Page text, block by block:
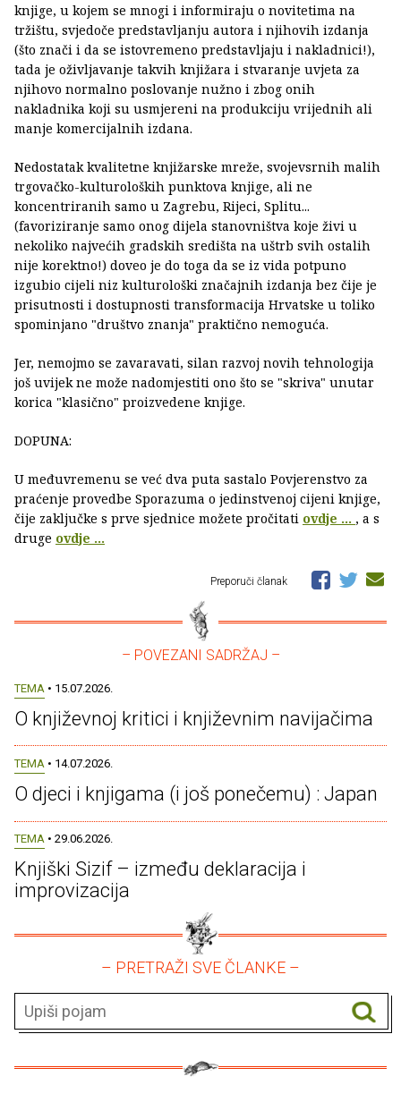
knjige, u kojem se mnogi i informiraju o novitetima na
tržištu, svjedoče predstavljanju autora i njihovih izdanja
(što znači i da se istovremeno predstavljaju i nakladnici!),
tada je oživljavanje takvih knjižara i stvaranje uvjeta za
njihovo normalno poslovanje nužno i zbog onih
nakladnika koji su usmjereni na produkciju vrijednih ali
manje komercijalnih izdana.
Nedostatak kvalitetne knjižarske mreže, svojevsrnih malih
trgovačko-kulturoloških punktova knjige, ali ne
koncentriranih samo u Zagrebu, Rijeci, Splitu...
(favoriziranje samo onog dijela stanovništva koje živi u
nekoliko najvećih gradskih središta na uštrb svih ostalih
nije korektno!) doveo je do toga da se iz vida potpuno
izgubio cijeli niz kulturološki značajnih izdanja bez čije je
prisutnosti i dostupnosti transformacija Hrvatske u toliko
spominjano "društvo znanja" praktično nemoguća.
Jer, nemojmo se zavaravati, silan razvoj novih tehnologija
još uvijek ne može nadomjestiti ono što se "skriva" unutar
korica "klasično" proizvedene knjige.
DOPUNA:
U međuvremenu se već dva puta sastalo Povjerenstvo za
praćenje provedbe Sporazuma o jedinstvenoj cijeni knjige,
čije zaključke s prve sjednice možete pročitati ovdje ... , a s
druge ovdje ...
Preporuči članak
– POVEZANI SADRŽAJ –
TEMA • 15.07.2026.
O književnoj kritici i književnim navijačima
TEMA • 14.07.2026.
O djeci i knjigama (i još ponečemu) : Japan
TEMA • 29.06.2026.
Knjiški Sizif – između deklaracija i
improvizacija
– PRETRAŽI SVE ČLANKE –